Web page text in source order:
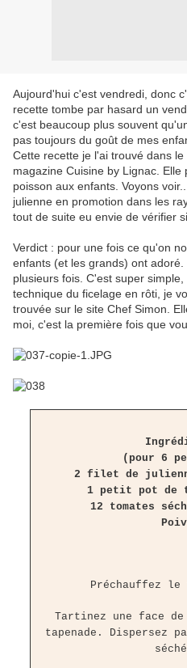
Aujourd'hui c'est vendredi, donc
recette tombe par hasard un
c'est beaucoup plus souvent
pas toujours du goût de mes
Cette recette je l'ai trouvé dans
magazine Cuisine by Lignac.
poisson aux enfants. Voyons
julienne en promotion dans les
tout de suite eu envie de vérifier
Verdict : pour une fois ce qu'on
enfants (et les grands) ont
plusieurs fois. C'est super
technique du ficelage en rôti, je
trouvée sur le site Chef Simon.
moi, c'est la première fois que
(pour 6
2 filet de
1 petit pot de
12 tomates
Préchauffez le
Tartinez une face
tapenade. Dispersez